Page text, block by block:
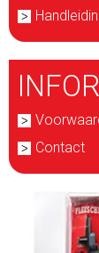
Contact